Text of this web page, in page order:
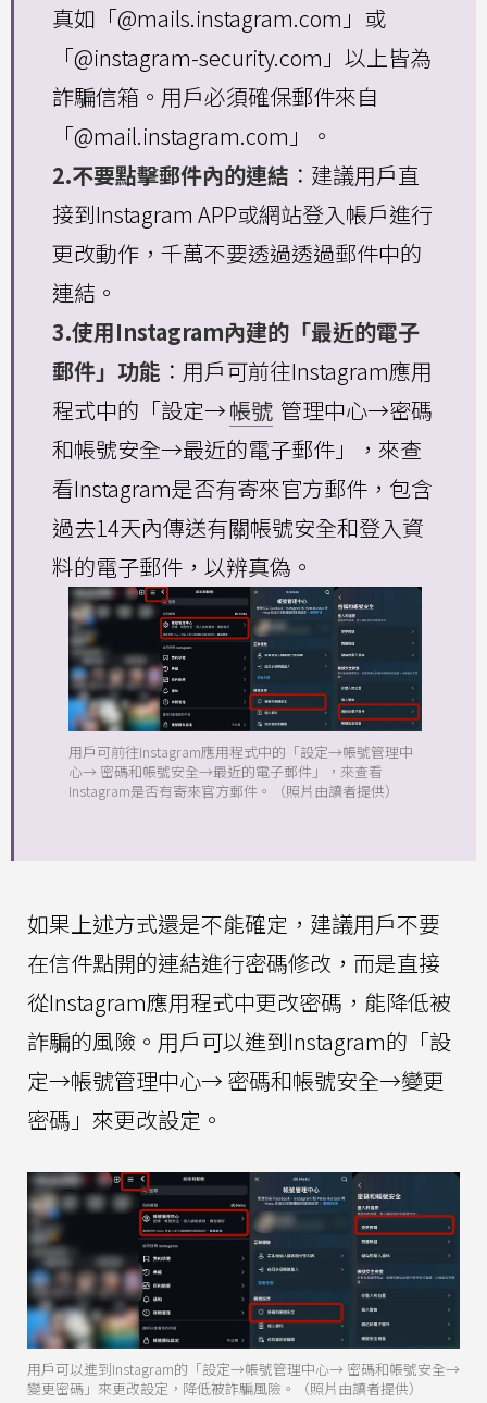
真如「@mails.instagram.com」或
「@instagram-security.com」以上皆為
詐騙信箱。用戶必須確保郵件來自
「@mail.instagram.com」。
2.不要點擊郵件內的連結 ：建議用戶直
接到Instagram APP或網站登入帳戶進行
更改動作，千萬不要透過透過郵件中的
連結。
3.使用Instagram內建的「最近的電子
郵件」功能 ：用戶可前往Instagram應用
程式中的「設定→帳號 管理中心→密碼
和帳號安全→最近的電子郵件」，來查
看Instagram是否有寄來官方郵件，包含
過去14天內傳送有關帳號安全和登入資
料的電子郵件，以辨真偽。
用戶可前往Instagram應用程式中的「設定→帳號管理中
心→ 密碼和帳號安全→最近的電子郵件」，來查看
Instagram是否有寄來官方郵件。（照片由讀者提供）
如果上述方式還是不能確定，建議用戶不要
在信件點開的連結進行密碼修改，而是直接
從Instagram應用程式中更改密碼，能降低被
詐騙的風險。用戶可以進到Instagram的「設
定→帳號管理中心→ 密碼和帳號安全→變更
密碼」來更改設定。
用戶可以進到Instagram的「設定→帳號管理中心→ 密碼和帳號安全→
變更密碼」來更改設定，降低被詐騙風險。（照片由讀者提供）